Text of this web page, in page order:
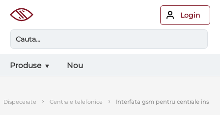
Login
Produse Nou
dispecerate › centrale telefonice › interfata gsm pentru centrale ins